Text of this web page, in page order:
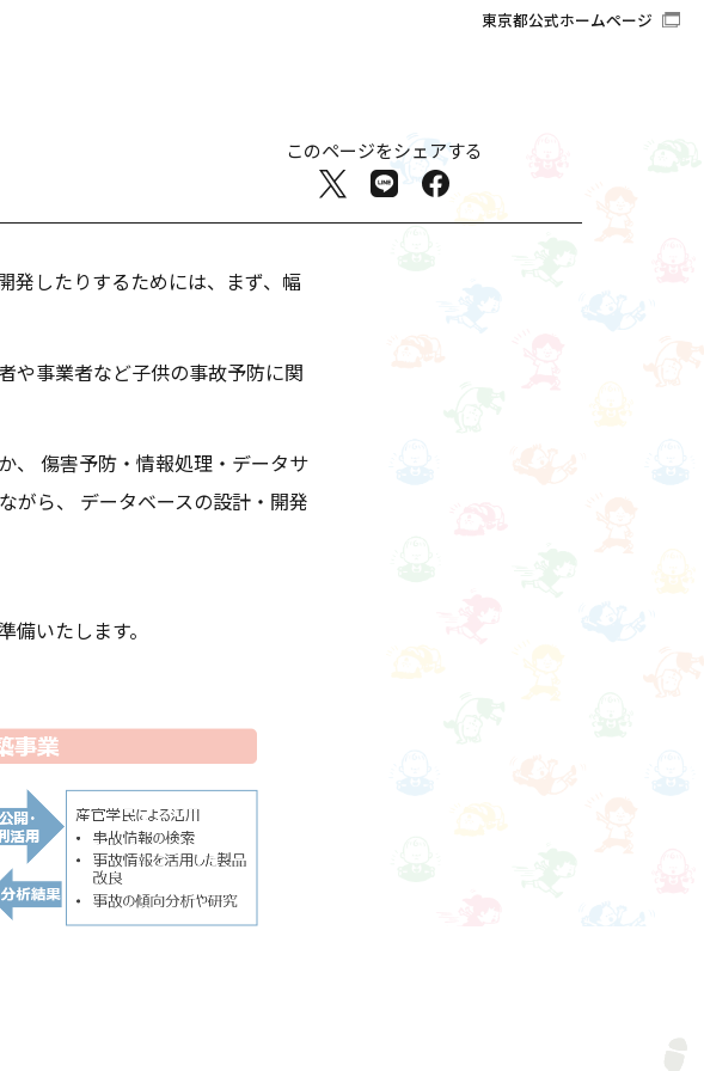
東京都公式ホームページ
このページをシェアする
発したりするためには、まず、幅
や事業者など子供の事故予防に関
、 傷害予防・情報処理・データサ
がら、 データベースの設計・開発
いたします。